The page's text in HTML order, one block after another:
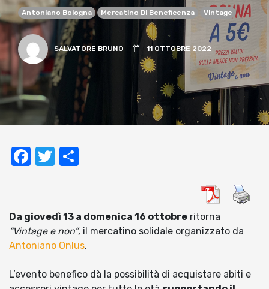
Antoniano Bologna Mercatino Di Beneficenza Vintage
SALVATORE BRUNO 11 OTTOBRE 2022
Facebook
Twitter
Da giovedì 13 a domenica 16 ottobre ritorna
“Vintage e non”, il mercatino solidale organizzato da
Antoniano Onlus.
L’evento benefico dà la possibilità di acquistare abiti e